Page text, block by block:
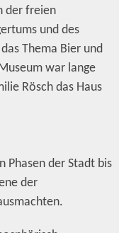
der freien
und des
Thema Bier und
war lange
Rösch das Haus
Phasen der Stadt bis
der